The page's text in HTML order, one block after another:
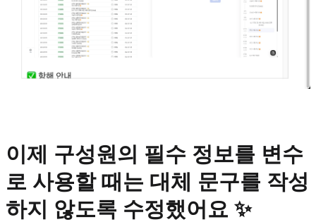
이제 구성원의 필수 정보를 변수
로 사용할 때는 대체 문구를 작성
하지 않도록 수정했어요 ✨